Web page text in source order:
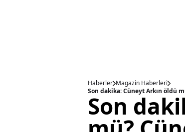
Haberler Magazin Haberleri
Son dakika: Cüneyt Arkın öldü
Son